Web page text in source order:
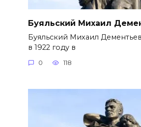
Буяльский Михаил
Буяльский Михаил
в 1922 году в
0 118